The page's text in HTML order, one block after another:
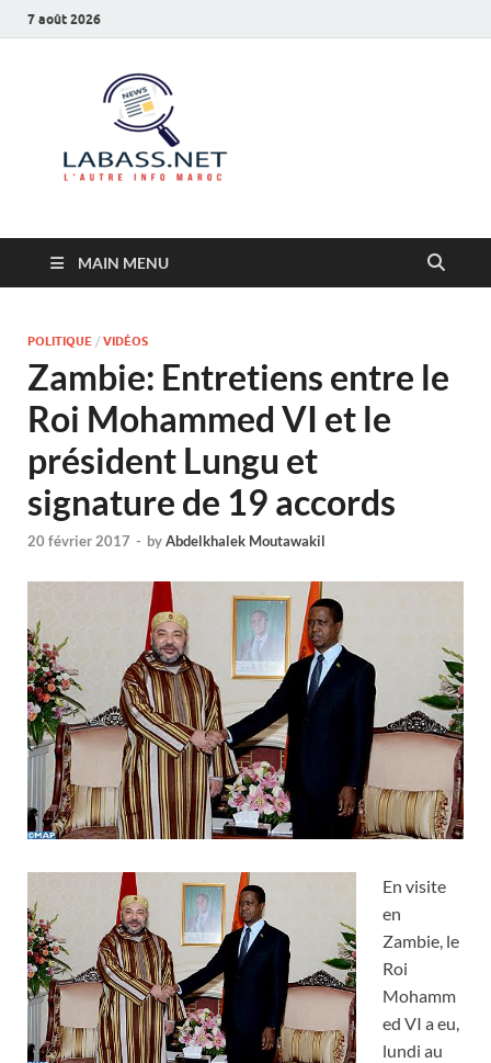
7 août 2026
MAIN MENU
POLITIQUE / VIDÉOS
Zambie: Entretiens entre le
Roi Mohammed VI et le
président Lungu et
signature de 19 accords
20 février 2017 - byAbdelkhalek Moutawakil
En visite
en
Zambie, le
Roi
Mohamm
ed VI a eu,
lundi au